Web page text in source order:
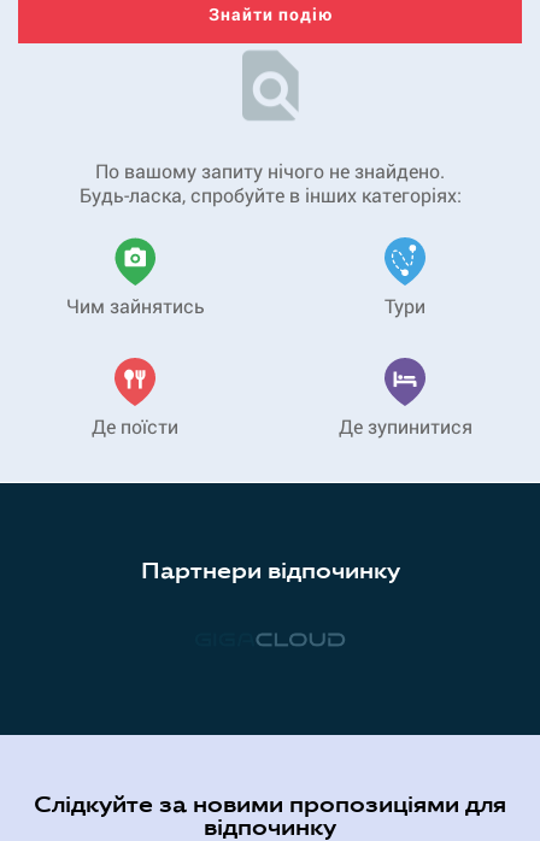
Знайти подію
По вашому запиту нічого не знайдено.
Будь-ласка, спробуйте в інших категоріях:
Чим зайнятись Тури
Де поїсти Де зупинитися
Партнери відпочинку
Слідкуйте за новими пропозиціями для
відпочинку